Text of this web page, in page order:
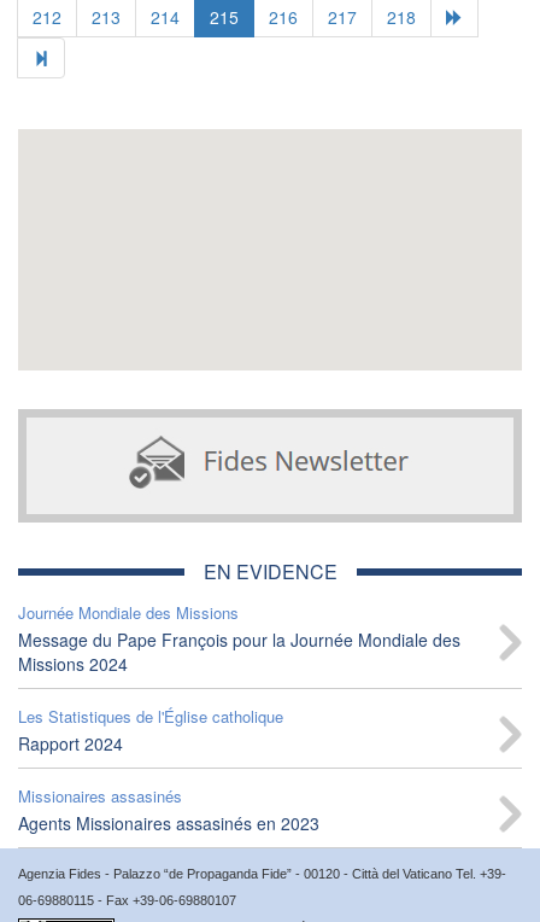
212
213 214 215 216 217 218
EN EVIDENCE
Journée Mondiale des Missions
Message du Pape François pour la Journée Mondiale des
Missions 2024
Les Statistiques de l'Église catholique
Rapport 2024
Missionaires assasinés
Agents Missionaires assasinés en 2023
Agenzia Fides - Palazzo “de Propaganda Fide” - 00120 - Città del Vaticano Tel. +39-
06-69880115 - Fax +39-06-69880107